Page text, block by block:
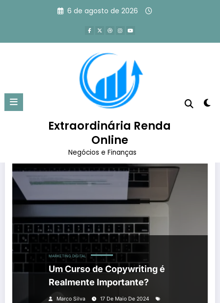
6 de agosto de 2026
Extraordinária Renda
Online
Negócios e Finanças
Tag: copywriting
MARKETING DIGITAL
Um Curso de Copywriting é
Realmente Importante?
Marco Silva
17 De Maio De 2024